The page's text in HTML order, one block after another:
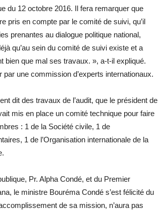
du 12 octobre 2016. Il fera remarquer que
pris en compte par le comité de suivi, qu’il
prenantes au dialogue politique national,
qu’au sein du comité de suivi existe et a
bien que mal ses travaux. », a-t-il expliqué.
une commission d’experts internationaux.
dit des travaux de l’audit, que le président de
mis en place un comité technique pour faire
: 1 de la Société civile, 1 de
1 de l’Organisation internationale de la
Pr. Alpha Condé, et du Premier
le ministre Bouréma Condé s’est félicité du
de sa mission, n’aura pas